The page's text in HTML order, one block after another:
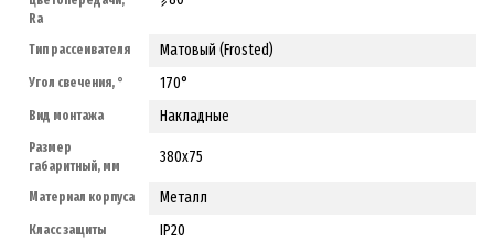
Ra
Тип рассеивателя Матовый (Frosted)
Угол свечения, ° 170°
Вид монтажа Накладные
Размер
габаритный, мм
380x75
Материал корпуса Металл
Класс защиты IP20